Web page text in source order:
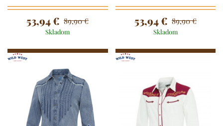
53,94 € 89,90 €
Skladom
53,94 € 89,90 €
Skladom